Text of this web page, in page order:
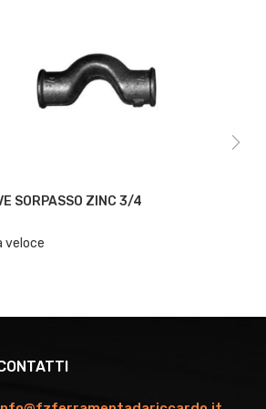
SORPASSO ZINC 3/4
veloce